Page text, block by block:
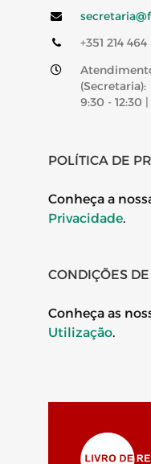
+351 214
(Secretaria):
9:30 - 12:30
POLÍTICA DE
Conheça a
Privacidade.
CONDIÇÕES
Conheça as
Utilização.